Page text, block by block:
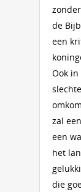
de
een
Ook
zal
een
het
die